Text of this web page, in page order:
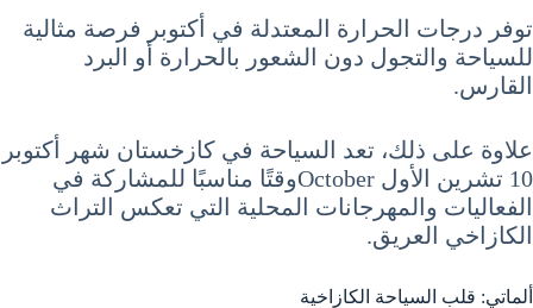
توفر درجات الحرارة المعتدلة في أكتوبر فرصة مثالية
للسياحة والتجول دون الشعور بالحرارة أو البرد
القارس.
علاوة على ذلك، تعد السياحة في كازخستان شهر أكتوبر
10 تشرين الأول Octoberوقتًا مناسبًا للمشاركة في
الفعاليات والمهرجانات المحلية التي تعكس التراث
الكازاخي العريق.
ألماتي: قلب السياحة الكازاخية